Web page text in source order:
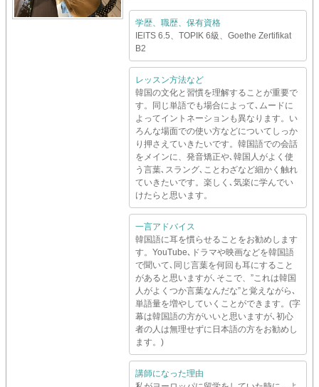
学歴、職歴、保有資格
IElTS 6.5、TOPIK 6級、Goethe Zertifikat
B2
レッスン方法など
韓国の文化と習慣を理解することが重要で
す。同じ単語でも場合によって､ムードに
よってイントネーションも異なります。い
ろんな場面での使い方などについてしっか
り押さえていきたいです。韓国語での会話
をメインに、発音矯正や､韓国人がよく使
う言葉､スラング､ことわざなど細かく触れ
ていきたいです。楽しく､気楽に学んでい
けたらと思います。
一言アドバイス
韓国語に耳を慣らせることをお勧めします
す。YouTube､ドラマや映画などを韓国語
で聞いて､同じ言葉を何回も耳にすること
があると思いますが､そこで、”これは韓国
人がよくつか言葉なんだな”と覚えながら､
単語量を増やしていくことができます。(字
幕は韓国語の方がいいと思いますが､初心
者の人は無理せずに日本語の方をお勧めし
ます。)
講師になった理由